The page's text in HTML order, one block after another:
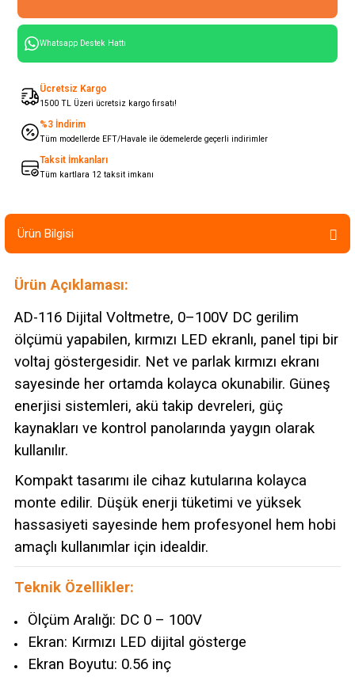
Whatsapp Destek Hattı
Ücretsiz Kargo
1500 TL Üzeri ücretsiz kargo fırsatı!
%3 İndirim
Tüm modellerde EFT/Havale ile ödemelerde geçerli indirimler
Taksit İmkanları
Tüm kartlara 12 taksit imkanı
Ürün Bilgisi
Ürün Açıklaması:
AD-116 Dijital Voltmetre, 0–100V DC gerilim
ölçümü yapabilen, kırmızı LED ekranlı, panel tipi bir
voltaj göstergesidir. Net ve parlak kırmızı ekranı
sayesinde her ortamda kolayca okunabilir. Güneş
enerjisi sistemleri, akü takip devreleri, güç
kaynakları ve kontrol panolarında yaygın olarak
kullanılır.
Kompakt tasarımı ile cihaz kutularına kolayca
monte edilir. Düşük enerji tüketimi ve yüksek
hassasiyeti sayesinde hem profesyonel hem hobi
amaçlı kullanımlar için idealdir.
Teknik Özellikler:
Ölçüm Aralığı: DC 0 – 100V
Ekran: Kırmızı LED dijital gösterge
Ekran Boyutu: 0.56 inç